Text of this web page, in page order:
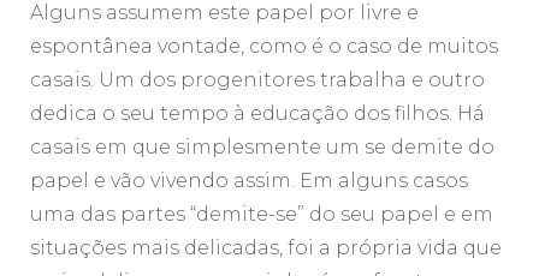
Alguns assumem este papel por livre e
espontânea vontade, como é o caso de muitos
casais. Um dos progenitores trabalha e outro
dedica o seu tempo à educação dos filhos. Há
casais em que simplesmente um se demite do
papel e vão vivendo assim. Em alguns casos
uma das partes “demite-se” do seu papel e em
situações mais delicadas, foi a própria vida que